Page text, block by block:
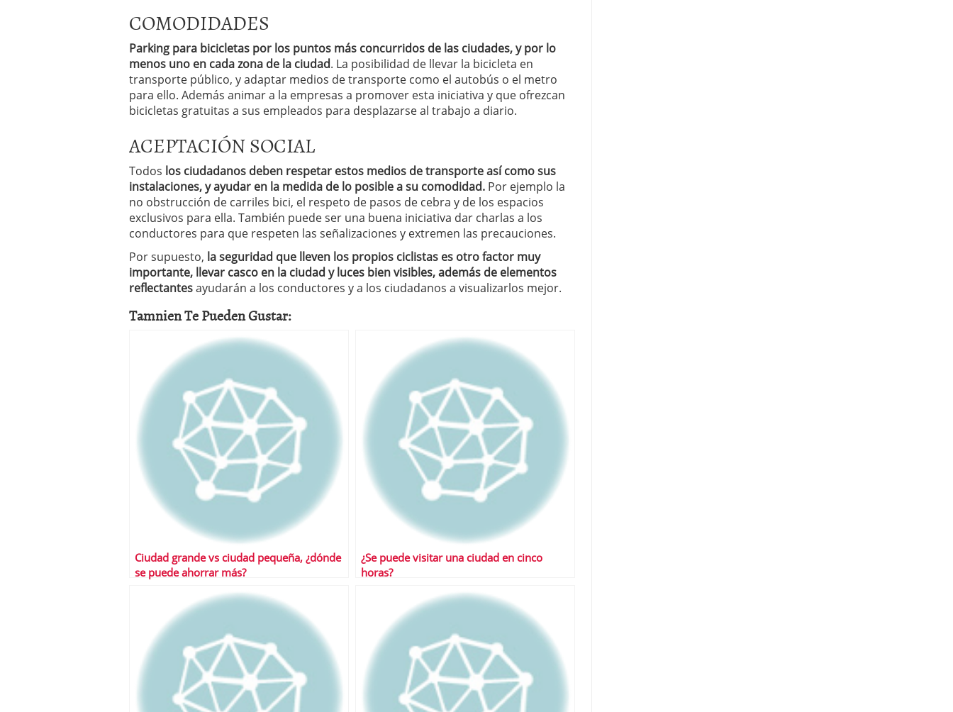
COMODIDADES
Parking para bicicletas por los puntos más concurridos de las ciudades, y por lo
menos uno en cada zona de la ciudad. La posibilidad de llevar la bicicleta en
transporte público, y adaptar medios de transporte como el autobús o el metro
para ello. Además animar a la empresas a promover esta iniciativa y que ofrezcan
bicicletas gratuitas a sus empleados para desplazarse al trabajo a diario.
ACEPTACIÓN SOCIAL
Todos los ciudadanos deben respetar estos medios de transporte así como sus
instalaciones, y ayudar en la medida de lo posible a su comodidad. Por ejemplo la
no obstrucción de carriles bici, el respeto de pasos de cebra y de los espacios
exclusivos para ella. También puede ser una buena iniciativa dar charlas a los
conductores para que respeten las señalizaciones y extremen las precauciones.
Por supuesto, la seguridad que lleven los propios ciclistas es otro factor muy
importante, llevar casco en la ciudad y luces bien visibles, además de elementos
reflectantesayudarán a los conductores y a los ciudadanos a visualizarlos mejor.
Tamnien Te Pueden Gustar:
Ciudad grande vs ciudad pequeña, ¿dónde
se puede ahorrar más?
¿Se puede visitar una ciudad en cinco
horas?